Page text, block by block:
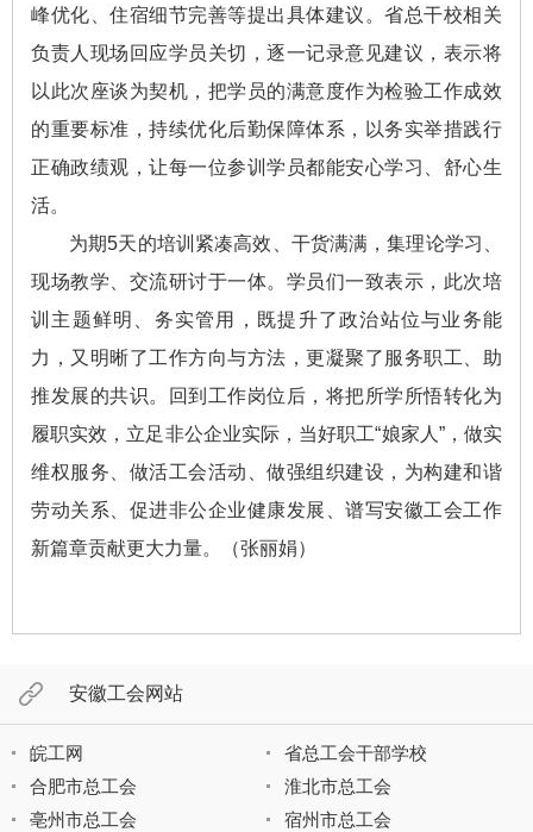
峰优化、住宿细节完善等提出具体建议。省总干校相关
负责人现场回应学员关切，逐一记录意见建议，表示将
以此次座谈为契机，把学员的满意度作为检验工作成效
的重要标准，持续优化后勤保障体系，以务实举措践行
正确政绩观，让每一位参训学员都能安心学习、舒心生
活。
为期5天的培训紧凑高效、干货满满，集理论学习、
现场教学、交流研讨于一体。学员们一致表示，此次培
训主题鲜明、务实管用，既提升了政治站位与业务能
力，又明晰了工作方向与方法，更凝聚了服务职工、助
推发展的共识。回到工作岗位后，将把所学所悟转化为
履职实效，立足非公企业实际，当好职工“娘家人”，做实
维权服务、做活工会活动、做强组织建设，为构建和谐
劳动关系、促进非公企业健康发展、谱写安徽工会工作
新篇章贡献更大力量。（张丽娟）
安徽工会网站
皖工网
省总工会干部学校
合肥市总工会
淮北市总工会
亳州市总工会
宿州市总工会